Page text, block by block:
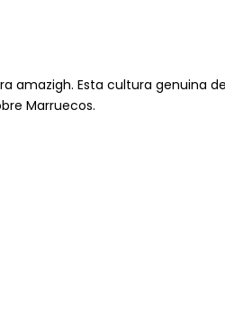
amazigh. Esta cultura genuina
Marruecos.